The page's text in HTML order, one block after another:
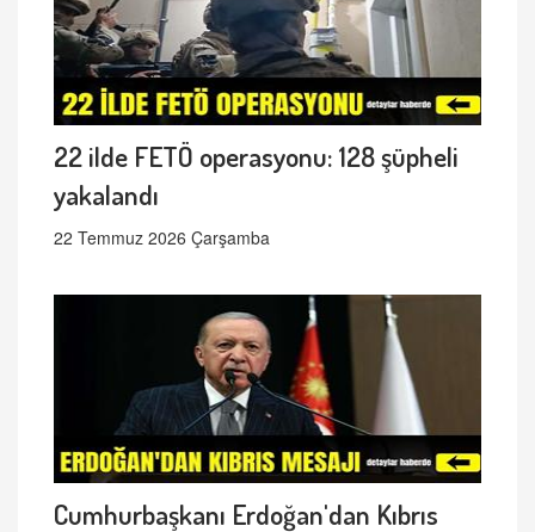
22 ilde FETÖ operasyonu: 128 şüpheli
yakalandı
22 Temmuz 2026 Çarşamba
Cumhurbaşkanı Erdoğan'dan Kıbrıs